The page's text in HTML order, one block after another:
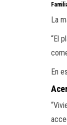
La
“El
En